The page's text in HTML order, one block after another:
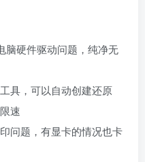
脑硬件驱动问题，纯净无
具，可以自动创建还原
速
问题，有显卡的情况也卡